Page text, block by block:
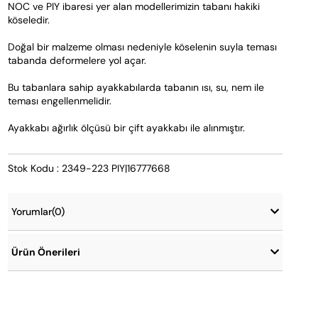
NOC ve PIY ibaresi yer alan modellerimizin tabanı hakiki
köseledir.
Doğal bir malzeme olması nedeniyle köselenin suyla teması
tabanda deformelere yol açar.
Bu tabanlara sahip ayakkabılarda tabanın ısı, su, nem ile
teması engellenmelidir.
Ayakkabı ağırlık ölçüsü bir çift ayakkabı ile alınmıştır.
Stok Kodu : 2349-223 PIY|16777668
Yorumlar(0)
Ürün Önerileri